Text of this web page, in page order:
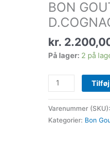
BON
kr.
På lager: 2 på
COLUMBIA
D.COGNAC
Cognac
antal
Varenummer (SKU):
Kategorier: Bon